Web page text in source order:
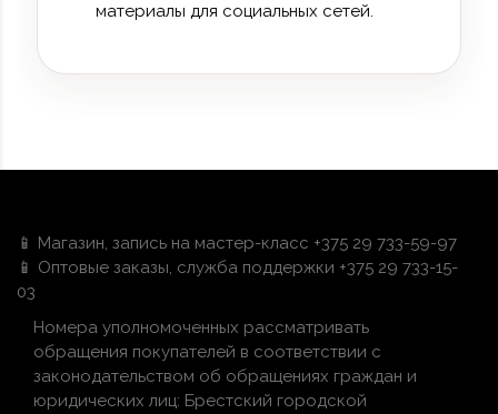
материалы для социальных сетей.
📱 Магазин, запись на мастер-класс +375 29 733-59-97
📱 Оптовые заказы, служба поддержки +375 29 733-15-
03
Номера уполномоченных рассматривать
обращения покупателей в соответствии с
законодательством об обращениях граждан и
юридических лиц: Брестский городской